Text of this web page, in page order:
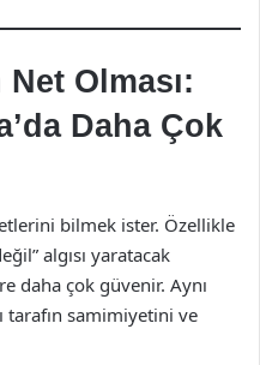
Olması:
Daha Çok
bilmek ister. Özellikle
algısı yaratacak
daha çok güvenir. Aynı
tarafın samimiyetini ve